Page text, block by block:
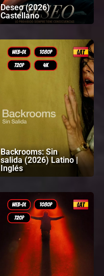
Deseo (2026)
Castellano
Backrooms: Sin
salida (2026) Latino |
Inglés